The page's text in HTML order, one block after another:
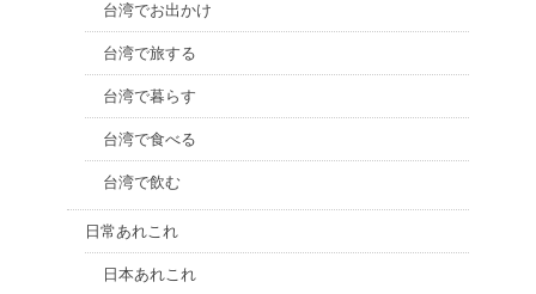
台湾でお出かけ
台湾で旅する
台湾で暮らす
台湾で食べる
台湾で飲む
日常あれこれ
日本あれこれ